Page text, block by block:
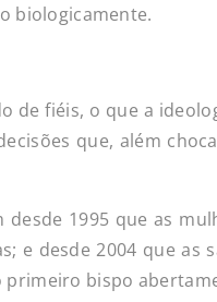
biologicamente.
de fiéis, o que a
que, além
1995 que as
e desde 2004 que as
bispo